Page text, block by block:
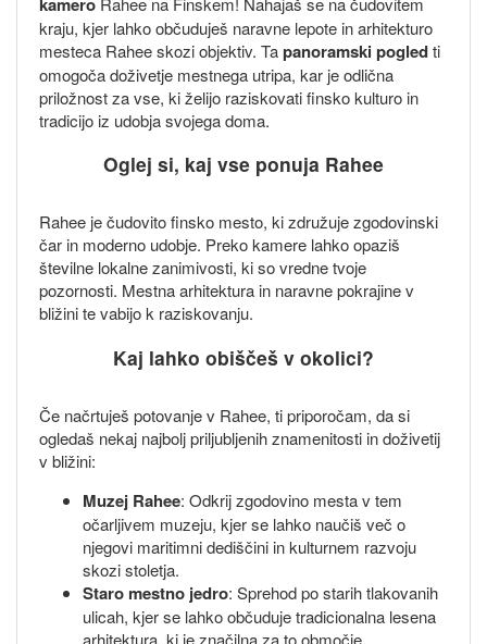
kraju, kjer lahko občuduješ naravne lepote in arhitekturo
mesteca Rahee skozi objektiv. Tapanoramski pogledti
omogoča doživetje mestnega utripa, kar je odlična
priložnost za vse, ki želijo raziskovati finsko kulturo in
tradicijo iz udobja svojega doma.
Oglej si, kaj vse ponuja Rahee
Rahee je čudovito finsko mesto, ki združuje zgodovinski
čar in moderno udobje. Preko kamere lahko opaziš
številne lokalne zanimivosti, ki so vredne tvoje
pozornosti. Mestna arhitektura in naravne pokrajine v
bližini te vabijo k raziskovanju.
Kaj lahko obiščeš v okolici?
Če načrtuješ potovanje v Rahee, ti priporočam, da si
ogledaš nekaj najbolj priljubljenih znamenitosti in doživetij
v bližini:
Muzej Rahee: Odkrij zgodovino mesta v tem
očarljivem muzeju, kjer se lahko naučiš več o
njegovi maritimni dediščini in kulturnem razvoju
skozi stoletja.
Staro mestno jedro: Sprehod po starih tlakovanih
ulicah, kjer se lahko občuduje tradicionalna lesena
arhitektura, ki je značilna za to območje.